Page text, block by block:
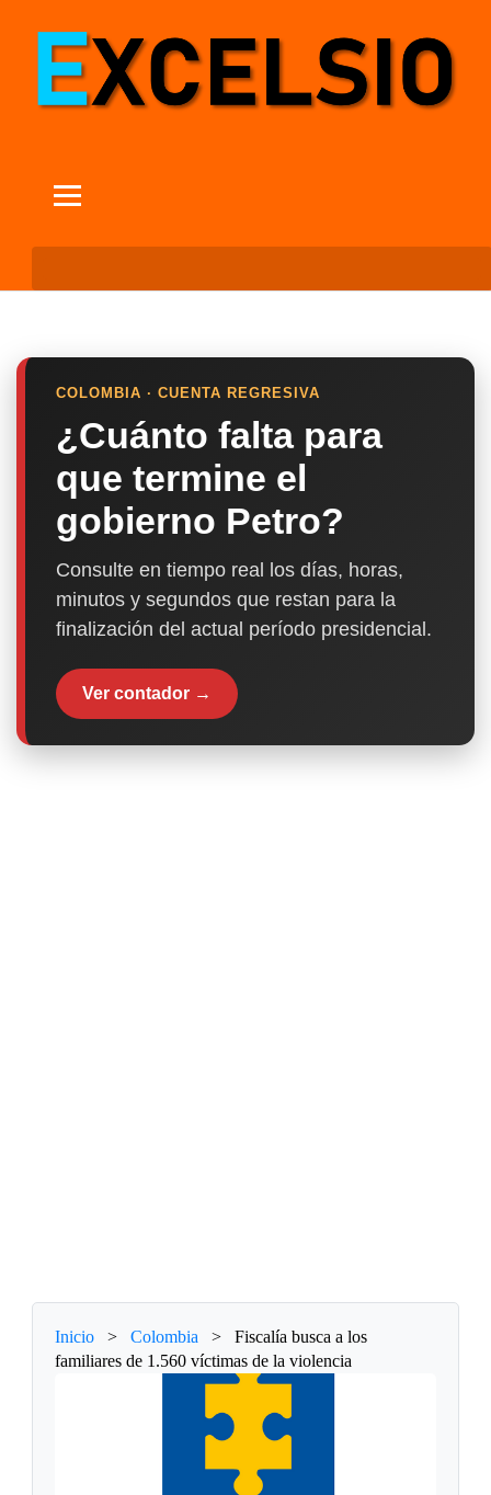
COLOMBIA · CUENTA REGRESIVA
¿Cuánto falta para
que termine el
gobierno Petro?
Consulte en tiempo real los días, horas,
minutos y segundos que restan para la
finalización del actual período presidencial.
Ver contador →
Inicio > Colombia >
Fiscalía busca a los
familiares de 1.560 víctimas de la violencia